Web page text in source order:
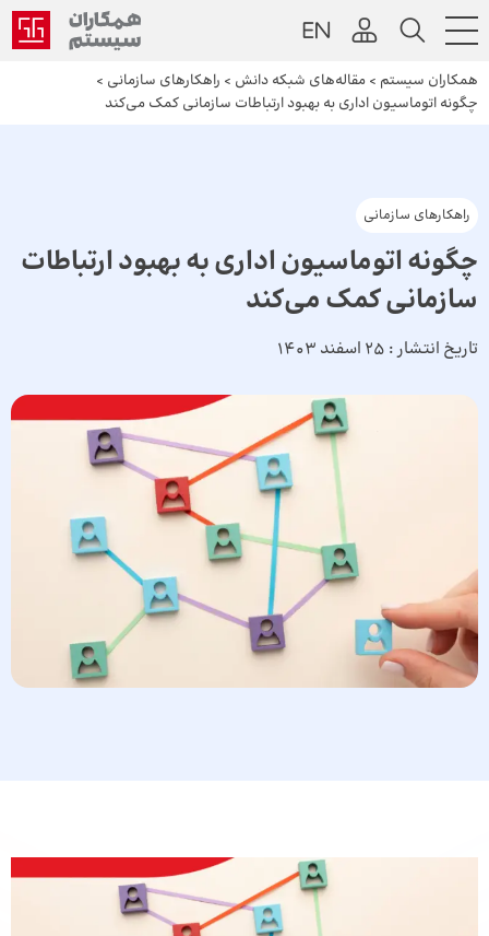
همکاران سیستم > مقاله‌های شبکه دانش > راهکارهای سازمانی >
چگونه اتوماسیون اداری به بهبود ارتباطات سازمانی کمک می‌کند
راهکارهای سازمانی
چگونه اتوماسیون اداری به بهبود ارتباطات
سازمانی کمک می‌کند
تاریخ انتشار : 25 اسفند 1403